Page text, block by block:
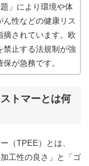
」により環境や体
ん性などの健康リス
摘されています。欧
禁止する法規制が強
が急務です。
トマーとは何
（TPEE）とは、
工性の良さ」と「ゴ